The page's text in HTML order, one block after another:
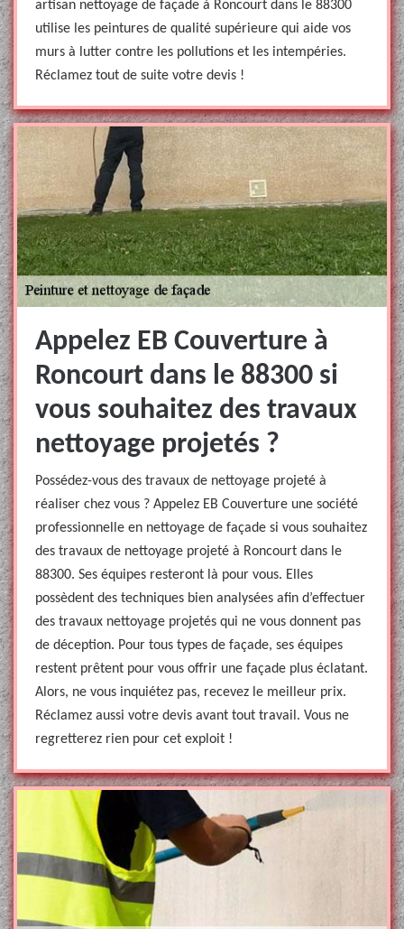
artisan nettoyage de façade à Roncourt dans le 88300
utilise les peintures de qualité supérieure qui aide vos
murs à lutter contre les pollutions et les intempéries.
Réclamez tout de suite votre devis !
Appelez EB Couverture à
Roncourt dans le 88300 si
vous souhaitez des travaux
nettoyage projetés ?
Possédez-vous des travaux de nettoyage projeté à
réaliser chez vous ? Appelez EB Couverture une société
professionnelle en nettoyage de façade si vous souhaitez
des travaux de nettoyage projeté à Roncourt dans le
88300. Ses équipes resteront là pour vous. Elles
possèdent des techniques bien analysées afin d’effectuer
des travaux nettoyage projetés qui ne vous donnent pas
de déception. Pour tous types de façade, ses équipes
restent prêtent pour vous offrir une façade plus éclatant.
Alors, ne vous inquiétez pas, recevez le meilleur prix.
Réclamez aussi votre devis avant tout travail. Vous ne
regretterez rien pour cet exploit !